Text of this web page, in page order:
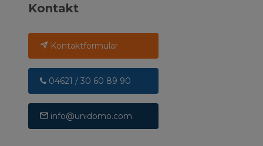
Kontakt
Kontaktformular
04621 / 30 60 89 90
info@unidomo.com